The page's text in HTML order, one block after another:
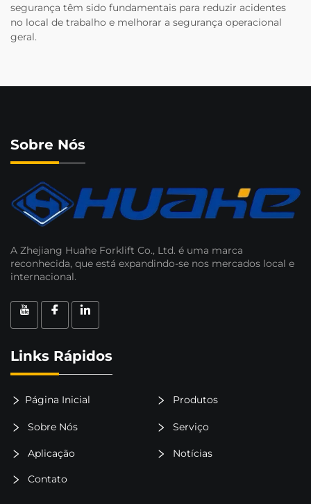
segurança têm sido fundamentais para reduzir acidentes
no local de trabalho e melhorar a segurança operacional
geral.
Sobre Nós
A Zhejiang Huahe Forklift Co., Ltd. é uma marca
reconhecida, que está expandindo-se nos mercados local e
internacional.
Links Rápidos
Página Inicial Produtos
Sobre Nós Serviço
Aplicação Notícias
Contato